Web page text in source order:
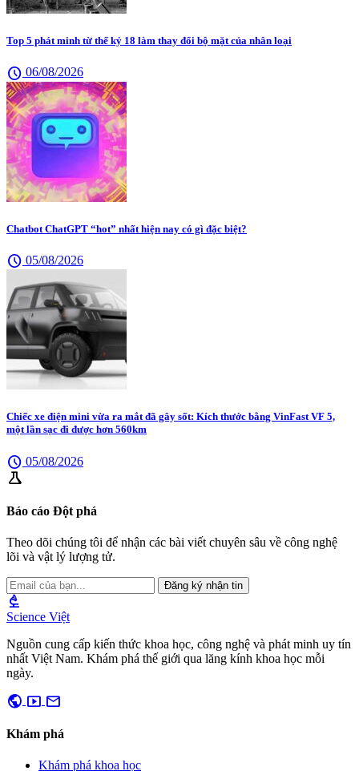
Top 5 phát minh từ thế kỷ 18 làm thay đổi bộ mặt của nhân loại
schedule 06/08/2026
Chatbot ChatGPT “hot” nhất hiện nay có gì đặc biệt?
schedule 05/08/2026
Chiếc xe điện mini vừa ra mắt đã gây sốt: Kích thước bằng VinFast VF 5,
một lần sạc đi được hơn 560km
schedule 05/08/2026
science
Báo cáo Đột phá
Theo dõi chúng tôi để nhận các bài viết chuyên sâu về công nghệ
lõi và vật lý lượng tử.
Đăng ký nhận tin
biotech
Science Việt
Nguồn cung cấp kiến thức khoa học, công nghệ và phát minh uy tín
nhất Việt Nam. Khám phá thế giới qua lăng kính khoa học mỗi
ngày.
public smart_display mail
Khám phá
Khám phá khoa học